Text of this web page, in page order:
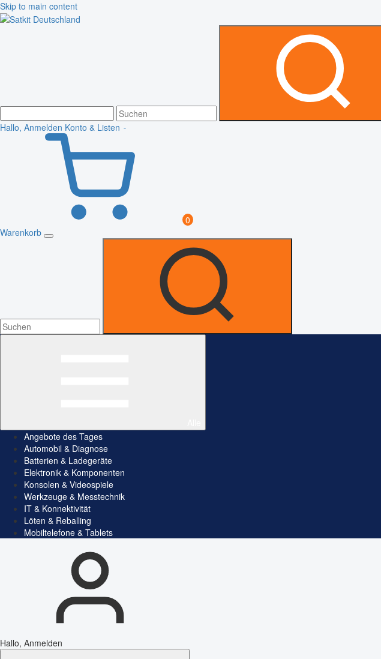
Skip to main content
Hallo, Anmelden Konto & Listen
0
Warenkorb
Angebote des Tages
Automobil & Diagnose
Batterien & Ladegeräte
Elektronik & Komponenten
Konsolen & Videospiele
Werkzeuge & Messtechnik
IT & Konnektivität
Löten & Reballing
Mobiltelefone & Tablets
Hallo, Anmelden